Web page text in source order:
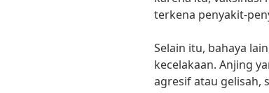
terkena penyakit-
Selain itu, bahaya
kecelakaan. Anjing
agresif atau gelisah,